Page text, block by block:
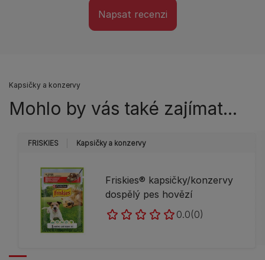
Napsat recenzi
Kapsičky a konzervy
Mohlo by vás také zajímat...
FRISKIES Kapsičky a konzervy
Friskies® kapsičky/konzervy
dospělý pes hovězí
0.0(0)